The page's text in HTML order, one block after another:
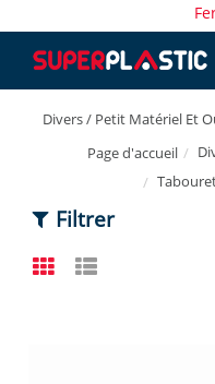
Divers / Petit Matériel Et
Page d'accueil
Filtrer